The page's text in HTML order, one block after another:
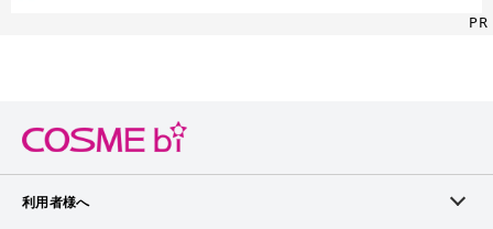
PR
利用者様へ